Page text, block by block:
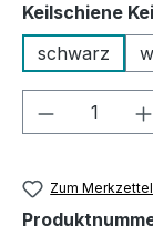
Keilschiene
schwarz
Produkt
Zum